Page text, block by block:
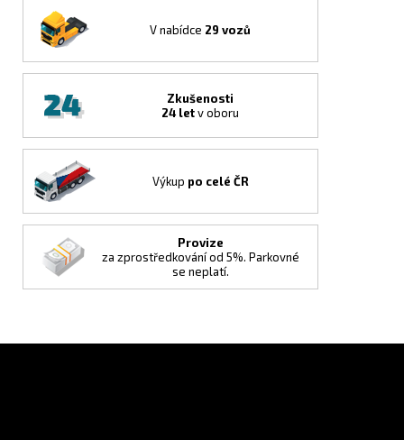
V nabídce 29 vozů
Zkušenosti
24 letv oboru
Výkup po celé ČR
Provize
za zprostředkování od 5%. Parkovné
se neplatí.